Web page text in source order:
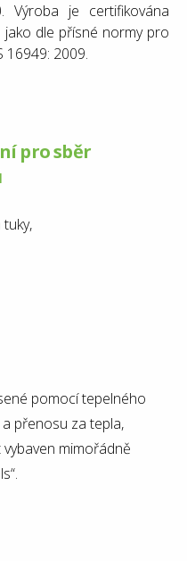
Výroba je certifikována
jako dle přísné normy pro
16949: 2009.
pro sběr
pomocí tepelného
přenosu za tepla,
mimořádně